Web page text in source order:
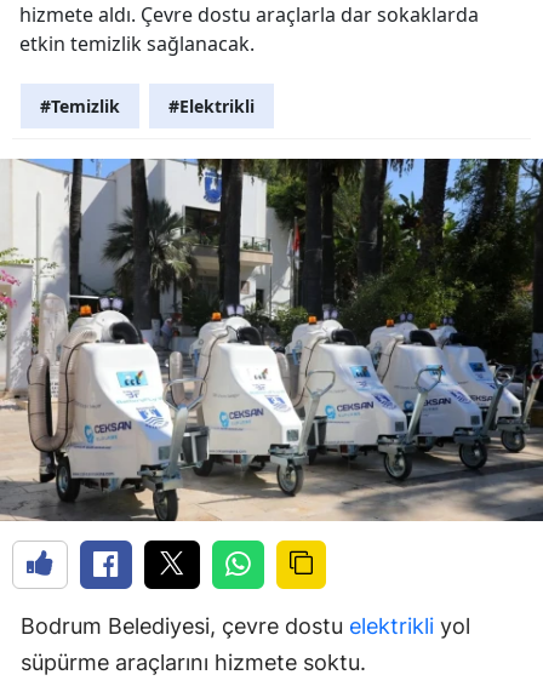
hizmete aldı. Çevre dostu araçlarla dar sokaklarda
etkin temizlik sağlanacak.
#Temizlik #Elektrikli
Bodrum Belediyesi, çevre dostu elektrikli yol
süpürme araçlarını hizmete soktu.